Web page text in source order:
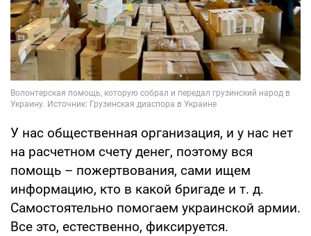
У нас общественная организация, и у нас нет
на расчетном счету денег, поэтому вся
помощь – пожертвования, сами ищем
информацию, кто в какой бригаде и т. д.
Самостоятельно помогаем украинской армии.
Все это, естественно, фиксируется.